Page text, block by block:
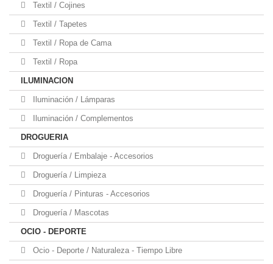
Textil / Cojines
Textil / Tapetes
Textil / Ropa de Cama
Textil / Ropa
ILUMINACION
Iluminación / Lámparas
Iluminación / Complementos
DROGUERIA
Droguería / Embalaje - Accesorios
Droguería / Limpieza
Droguería / Pinturas - Accesorios
Droguería / Mascotas
OCIO - DEPORTE
Ocio - Deporte / Naturaleza - Tiempo Libre